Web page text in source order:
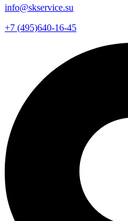
info@skservice.su
+7 (495)640-16-45